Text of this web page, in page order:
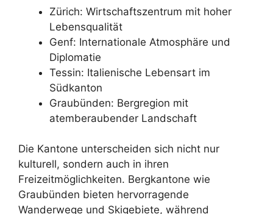
Zürich: Wirtschaftszentrum mit hoher
Lebensqualität
Genf: Internationale Atmosphäre und
Diplomatie
Tessin: Italienische Lebensart im
Südkanton
Graubünden: Bergregion mit
atemberaubender Landschaft
Die Kantone unterscheiden sich nicht nur
kulturell, sondern auch in ihren
Freizeitmöglichkeiten. Bergkantone wie
Graubünden bieten hervorragende
Wanderwege und Skigebiete, während